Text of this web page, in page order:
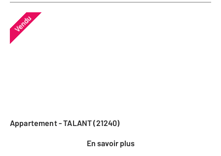
Vendu
Appartement - TALANT (21240)
En savoir plus